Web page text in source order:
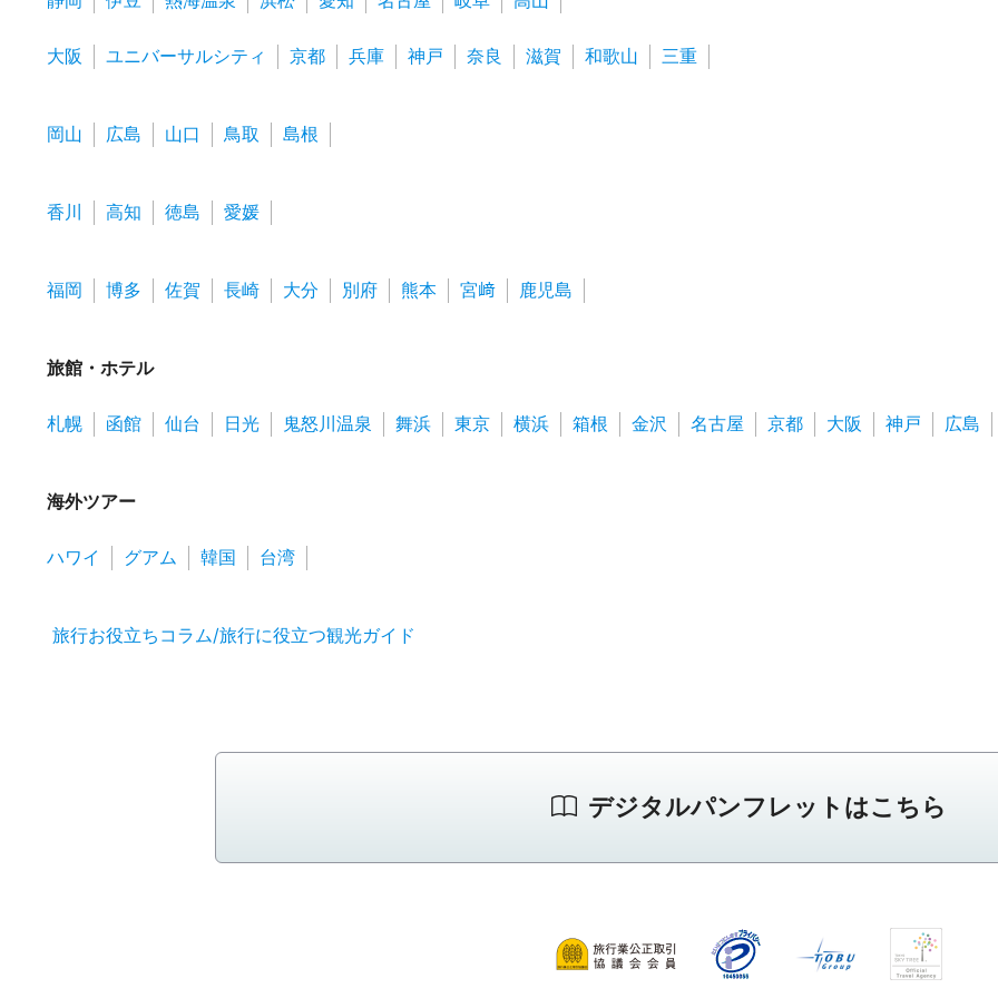
大阪 ユニバーサルシティ 京都 兵庫 神戸 奈良 滋賀 和歌山 三重
岡山 広島 山口 鳥取 島根
香川 高知 徳島 愛媛
福岡 博多 佐賀 長崎 大分 別府 熊本 宮﨑 鹿児島
旅館・ホテル
札幌 函館 仙台 日光 鬼怒川温泉 舞浜 東京 横浜 箱根 金沢 名古屋 京都 大阪 神戸 広島
海外ツアー
ハワイ グアム 韓国 台湾
旅行お役立ちコラム/旅行に役立つ観光ガイド
デジタルパンフレットはこちら